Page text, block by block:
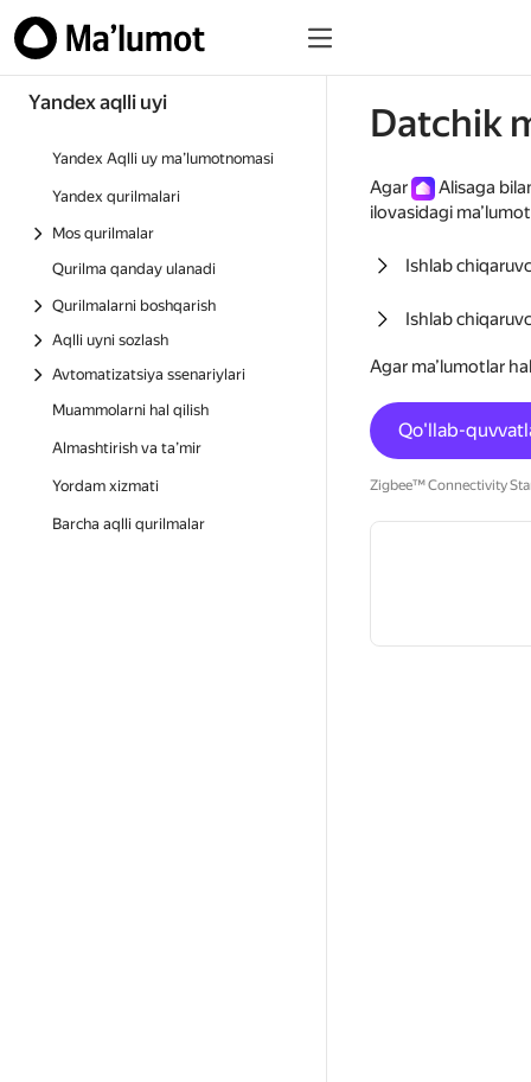
Yandex aqlli uyi
Yandex Aqlli uy ma’lumotnomasi
Yandex qurilmalari
Mos qurilmalar
Qurilma qanday ulanadi
Qurilmalarni boshqarish
Aqlli uyni sozlash
Avtomatizatsiya ssenariylari
Muammolarni hal qilish
Almashtirish va ta’mir
Yordam xizmati
Barcha aqlli qurilmalar
Datchik
Agar
Alisaga
ilovasidagi
Ishlab
Ishlab
Agar ma’lumotlar
Qo'llab-
Zigbee™ Connectivity